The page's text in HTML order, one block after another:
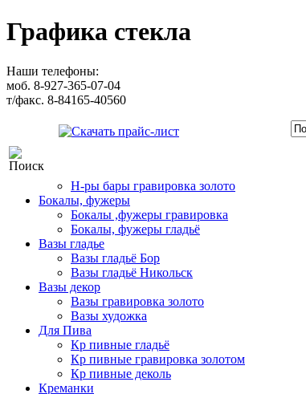
Графика стекла
Наши телефоны:
моб. 8-927-365-07-04
т/факс. 8-84165-40560
Н-ры бары гравировка золото
Бокалы, фужеры
Бокалы ,фужеры гравировка
Бокалы, фужеры гладьё
Вазы гладье
Вазы гладьё Бор
Вазы гладьё Никольск
Вазы декор
Вазы гравировка золото
Вазы художка
Для Пива
Кр пивные гладьё
Кр пивные гравировка золотом
Кр пивные деколь
Креманки